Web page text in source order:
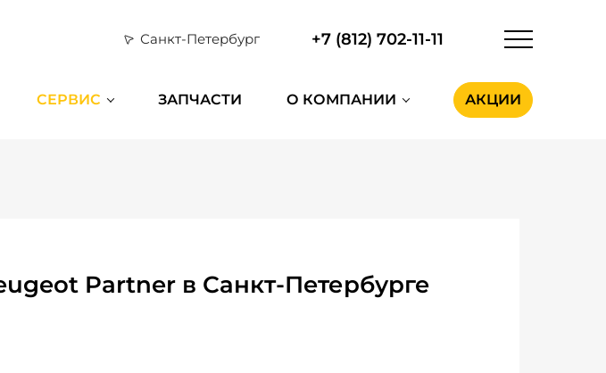
Санкт-Петербург +7 (812) 702-11-11
СЕРВИС ЗАПЧАСТИ О КОМПАНИИ АКЦИИ
Partner в Санкт-Петербурге